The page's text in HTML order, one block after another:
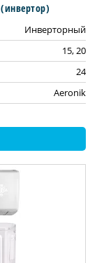
(инвертoр)
Инверторный
15, 20
24
Aeronik